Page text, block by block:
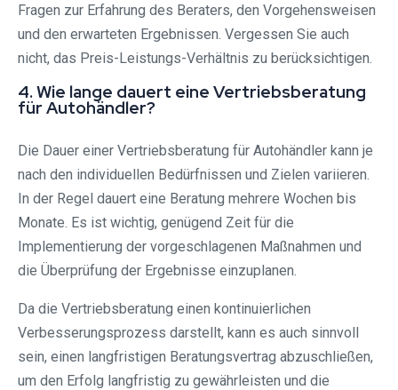
Fragen zur Erfahrung des Beraters, den Vorgehensweisen
und den erwarteten Ergebnissen. Vergessen Sie auch
nicht, das Preis-Leistungs-Verhältnis zu berücksichtigen.
4. Wie lange dauert eine Vertriebsberatung
für Autohändler?
Die Dauer einer Vertriebsberatung für Autohändler kann je
nach den individuellen Bedürfnissen und Zielen variieren.
In der Regel dauert eine Beratung mehrere Wochen bis
Monate. Es ist wichtig, genügend Zeit für die
Implementierung der vorgeschlagenen Maßnahmen und
die Überprüfung der Ergebnisse einzuplanen.
Da die Vertriebsberatung einen kontinuierlichen
Verbesserungsprozess darstellt, kann es auch sinnvoll
sein, einen langfristigen Beratungsvertrag abzuschließen,
um den Erfolg langfristig zu gewährleisten und die